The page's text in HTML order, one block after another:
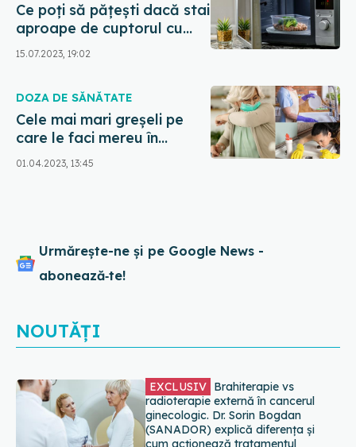
Ce poți să pățești dacă stai
aproape de cuptorul cu
microunde. Greșeala uriașă
pe care ai făcut-o până
15.07.2023, 19:02
DOZA DE SĂNĂTATE
Cele mai mari greșeli pe
care le faci mereu în
bucătărie și care te
îmbolnăvesc. Boala
01.04.2023, 13:45
Urmărește-ne și pe Google News -
abonează‑te!
NOUTĂȚI
EXCLUSIV De ce unele paciente
cu cancer de col uterin nu mai ajung
la operație. Dr. Sorin Bogdan
(SANADOR): Intervenția